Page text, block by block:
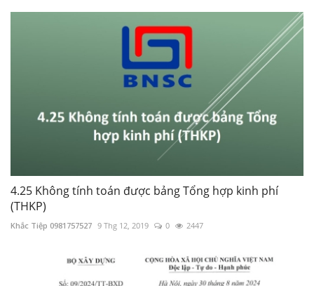
4.25 Không tính toán được bảng Tổng hợp kinh phí
(THKP)
Khắc Tiệp 0981757527 9 Thg 12, 2019 0 2447